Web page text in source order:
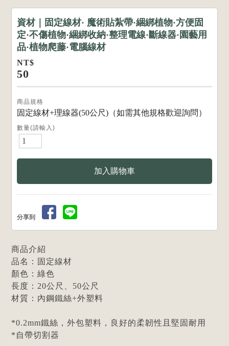
資材｜固定線材· 魔術貼紮帶·綑綁植物·方便固
定·不傷植物·綑綁收納·整理電線·斷線器·園藝用
品·植物爬藤·電腦線材
NT$
50
商品規格
固定線材+理線器(50公尺)（如需其他規格歡迎詢問）
數量(請輸入)
分享到
商品介紹
品名：固定線材
顏色：綠色
長度：20公尺、50公尺
材質：內鋼鐵絲+外塑料
*0.2mm鐵絲，外包塑料，良好的柔韌性且堅固耐用
*自帶切割器